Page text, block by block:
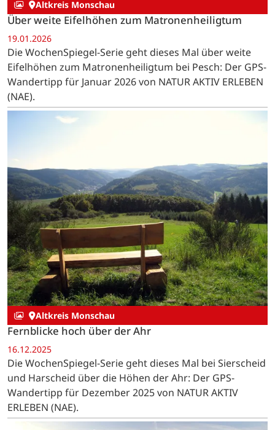
Altkreis Monschau
Über weite Eifelhöhen zum Matronenheiligtum
19.01.2026
Die WochenSpiegel-Serie geht dieses Mal über weite
Eifelhöhen zum Matronenheiligtum bei Pesch: Der GPS-
Wandertipp für Januar 2026 von NATUR AKTIV ERLEBEN
(NAE).
Altkreis Monschau
Fernblicke hoch über der Ahr
16.12.2025
Die WochenSpiegel-Serie geht dieses Mal bei Sierscheid
und Harscheid über die Höhen der Ahr: Der GPS-
Wandertipp für Dezember 2025 von NATUR AKTIV
ERLEBEN (NAE).